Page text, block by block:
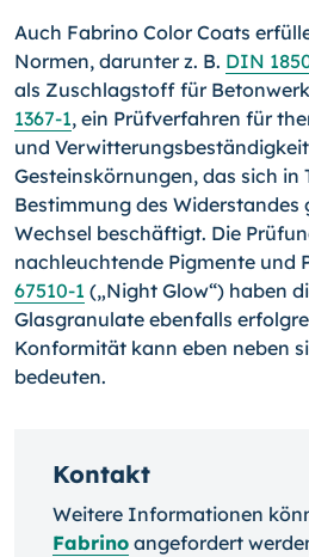
Auch Fabrino Color Coats
Normen, darunter z. B. DIN
als Zuschlagstoff für
1367-1, ein Prüfverfahren für
und
Gesteinskörnungen, das sich in
Bestimmung des Widerstandes
Wechsel beschäftigt. Die
nachleuchtende Pigmente und
67510-1 („Night Glow“) haben
Glasgranulate ebenfalls
Konformität kann eben neben
bedeuten.
Kontakt
Weitere Informationen
Fabrino angefordert